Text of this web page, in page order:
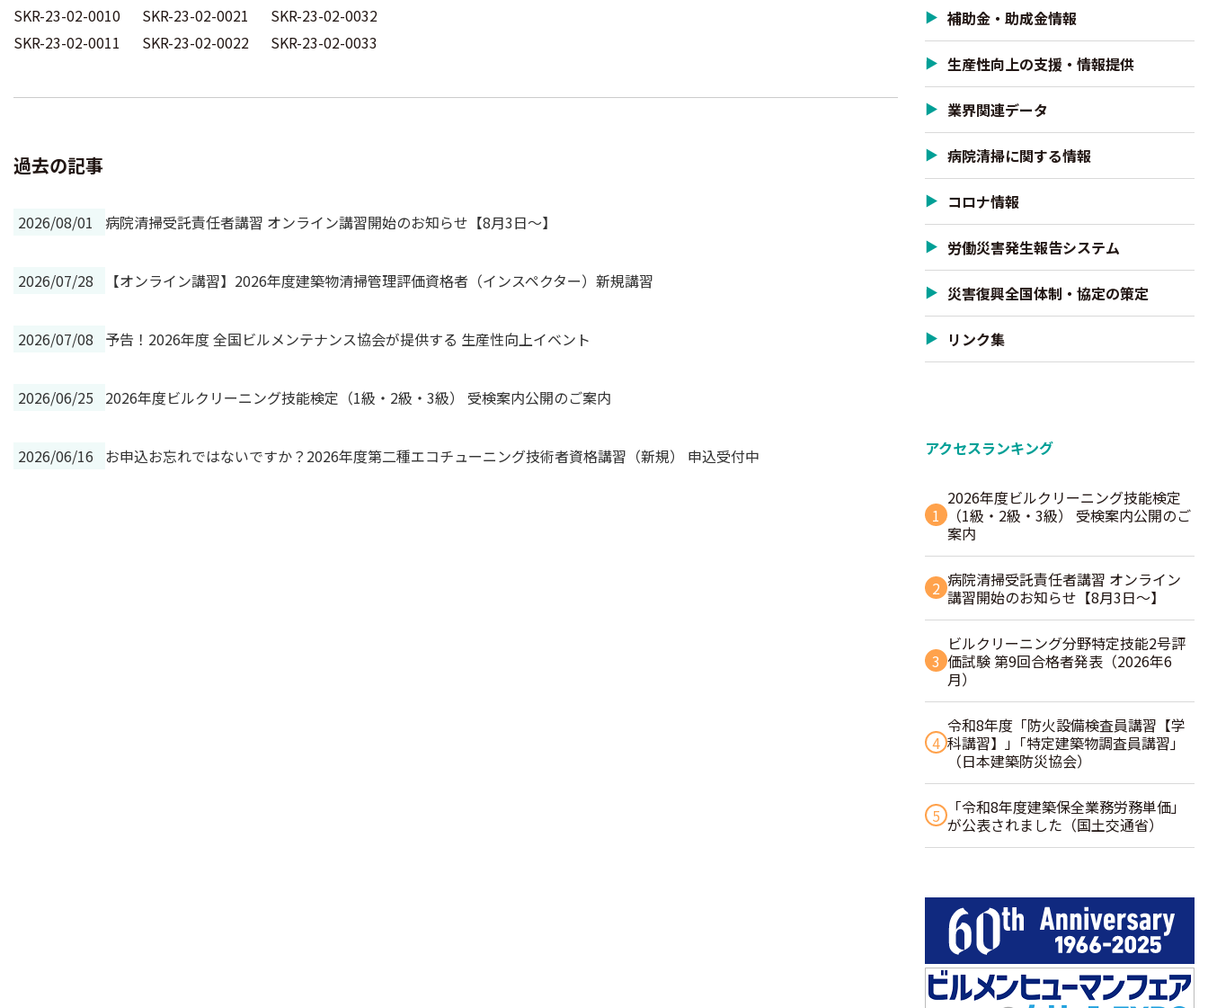
SKR-23-02-0010 SKR-23-02-0021 SKR-23-02-0032
SKR-23-02-0011 SKR-23-02-0022 SKR-23-02-0033
過去の記事
2026/08/01 病院清掃受託責任者講習 オンライン講習開始のお知らせ【8月3日～】
2026/07/28 【オンライン講習】2026年度建築物清掃管理評価資格者（インスペクター）新規講習
2026/07/08 予告！2026年度 全国ビルメンテナンス協会が提供する 生産性向上イベント
2026/06/25 2026年度ビルクリーニング技能検定（1級・2級・3級） 受検案内公開のご案内
2026/06/16 お申込お忘れではないですか？2026年度第二種エコチューニング技術者資格講習（新規） 申込受付中
補助金・助成金情報
生産性向上の支援・情報提供
業界関連データ
病院清掃に関する情報
コロナ情報
労働災害発生報告システム
災害復興全国体制・協定の策定
リンク集
アクセスランキング
1
2026年度ビルクリーニング技能検定
（1級・2級・3級） 受検案内公開のご
案内
2 病院清掃受託責任者講習 オンライン
講習開始のお知らせ【8月3日～】
3
ビルクリーニング分野特定技能2号評
価試験 第9回合格者発表（2026年6
月）
4
令和8年度「防火設備検査員講習【学
科講習】」｢特定建築物調査員講習｣
（日本建築防災協会）
5
「令和8年度建築保全業務労務単価」
が公表されました（国土交通省）